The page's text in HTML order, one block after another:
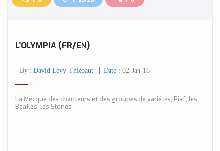
L’OLYMPIA (FR/EN)
- By : David Lévy-Thiébaut Date : 02-Jan-16
La Mecque des chanteurs et des groupes de variétés, Piaf, les
Beatles, les Stones